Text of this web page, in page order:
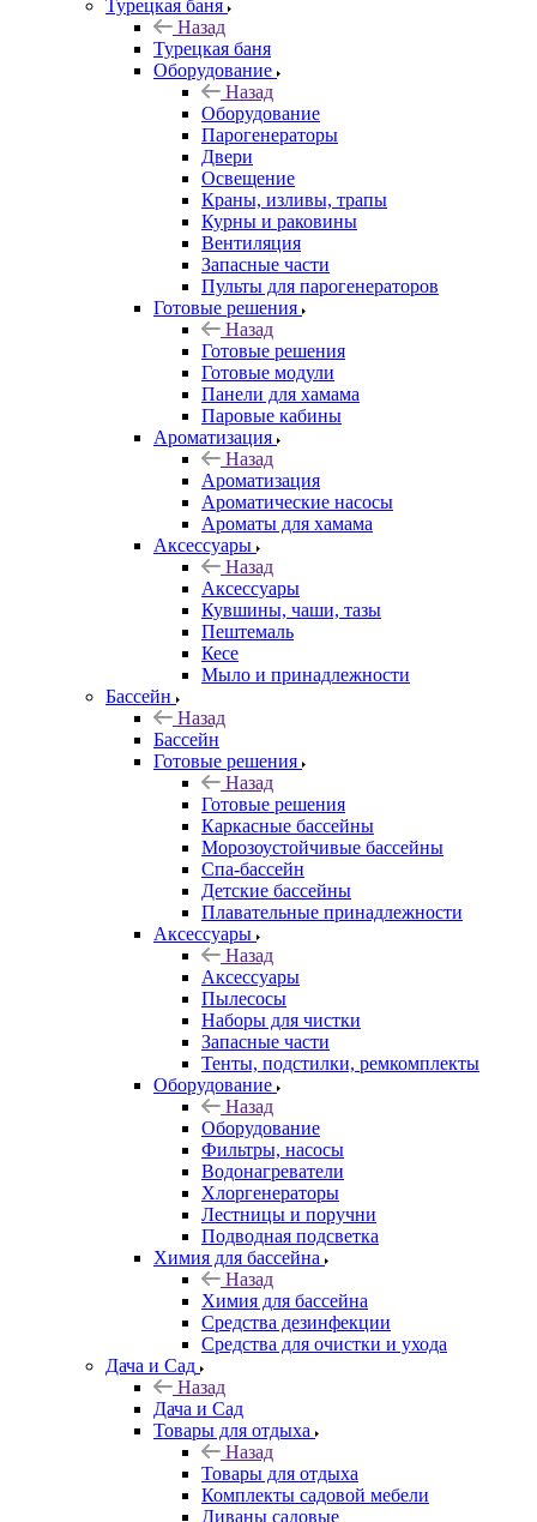
Турецкая баня
Назад
Турецкая баня
Оборудование
Назад
Оборудование
Парогенераторы
Двери
Освещение
Краны, изливы, трапы
Курны и раковины
Вентиляция
Запасные части
Пульты для парогенераторов
Готовые решения
Назад
Готовые решения
Готовые модули
Панели для хамама
Паровые кабины
Ароматизация
Назад
Ароматизация
Ароматические насосы
Ароматы для хамама
Аксессуары
Назад
Аксессуары
Кувшины, чаши, тазы
Пештемаль
Кесе
Мыло и принадлежности
Бассейн
Назад
Бассейн
Готовые решения
Назад
Готовые решения
Каркасные бассейны
Морозоустойчивые бассейны
Спа-бассейн
Детские бассейны
Плавательные принадлежности
Аксессуары
Назад
Аксессуары
Пылесосы
Наборы для чистки
Запасные части
Тенты, подстилки, ремкомплекты
Оборудование
Назад
Оборудование
Фильтры, насосы
Водонагреватели
Хлоргенераторы
Лестницы и поручни
Подводная подсветка
Химия для бассейна
Назад
Химия для бассейна
Средства дезинфекции
Средства для очистки и ухода
Дача и Сад
Назад
Дача и Сад
Товары для отдыха
Назад
Товары для отдыха
Комплекты садовой мебели
Диваны садовые